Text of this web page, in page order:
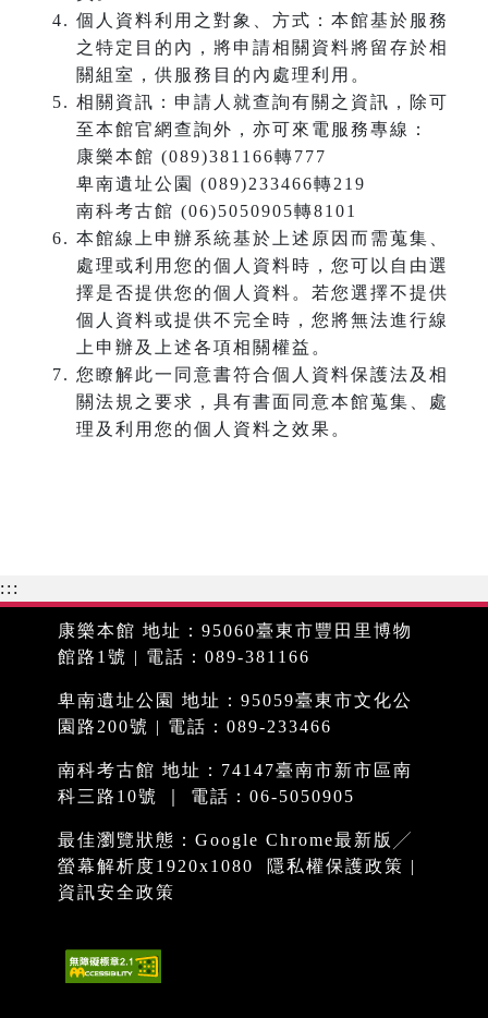
個人資料利用之對象、方式：本館基於服務
之特定目的內，將申請相關資料將留存於相
關組室，供服務目的內處理利用。
相關資訊：申請人就查詢有關之資訊，除可
至本館官網查詢外，亦可來電服務專線：
康樂本館 (089)381166轉777
卑南遺址公園 (089)233466轉219
南科考古館 (06)5050905轉8101
本館線上申辦系統基於上述原因而需蒐集、
處理或利用您的個人資料時，您可以自由選
擇是否提供您的個人資料。若您選擇不提供
個人資料或提供不完全時，您將無法進行線
上申辦及上述各項相關權益。
您瞭解此一同意書符合個人資料保護法及相
關法規之要求，具有書面同意本館蒐集、處
理及利用您的個人資料之效果。
:::
康樂本館 地址：95060臺東市豐田里博物
館路1號 | 電話：089-381166
卑南遺址公園 地址：95059臺東市文化公
園路200號 | 電話：089-233466
南科考古館 地址：74147臺南市新市區南
科三路10號 ｜ 電話：06-5050905
最佳瀏覽狀態：Google Chrome最新版╱
螢幕解析度1920x1080
隱私權保護政策 |
資訊安全政策